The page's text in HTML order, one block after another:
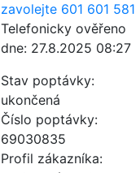
zavolejte 601 601 581
Telefonicky ověřeno
dne: 27.8.2025 08:27
Stav poptávky:
ukončená
Číslo poptávky:
69030835
Profil zákazníka: